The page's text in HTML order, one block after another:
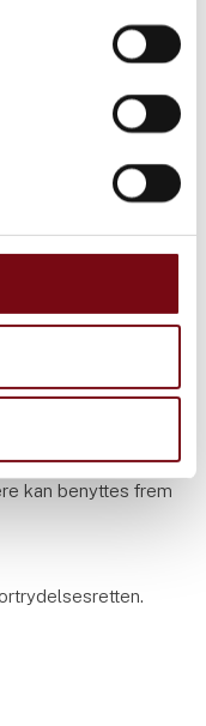
inden
børn ikke adgang til
kan benyttes frem